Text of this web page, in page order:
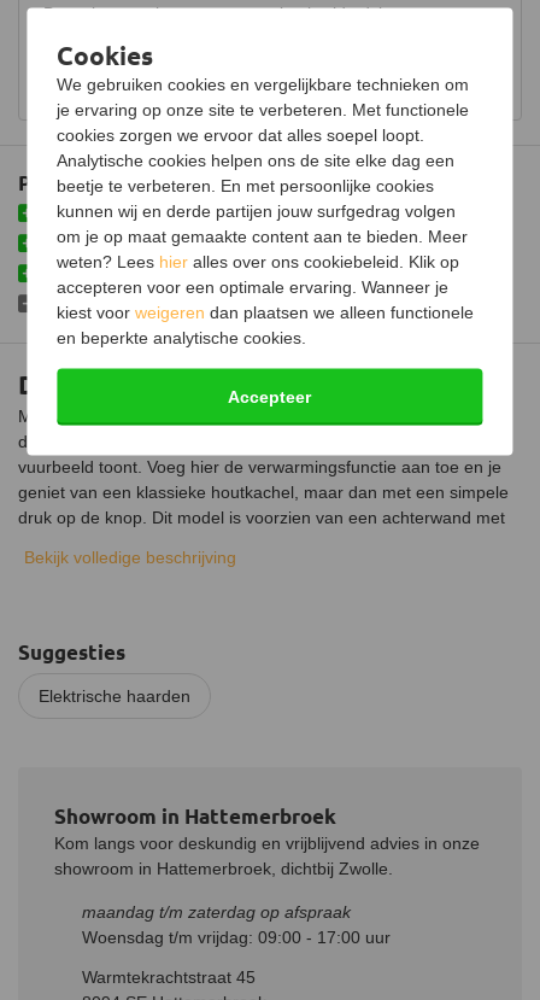
Dimplex Firebox 36
Maak het gezellig met de Dimplex Firebox 36 elektrische kachel,
die door middel van de Revillusion techniek een realistisch
vuurbeeld toont. Voeg hier de verwarmingsfunctie aan toe en je
geniet van een klassieke houtkachel, maar dan met een simpele
druk op de knop. Dit model is voorzien van een achterwand met
ruimte wordt.
worden ingebouwd, zolang er een stopcontact in de buurt is.
Plaats de kachel in de op maat gemaakte schouw, steek de
eenvoudig bedienen. Hiermee kan je eenvoudig de intensiteit van
de vlammen, de temperatuur en de achtergrond verlichting
aanpassen. Heb je geen zin om hiervoor steeds op te moeten
gebruiken.
Om de kachel perfect aan te laten sluiten op de sfeer heb je de
Bekijk volledige beschrijving
Plus- en minpunten
Eenvoudig te installeren
Voorzien van verwarmingsfunctie
Inclusief afstandsbediening
Niet voorzien van geluidsmodule
Bezoek onze showroom voor uitgebreid advies over
Bekijk showroom en maak een afspraak
Stroomvoorziening
Maximaal verbruik 2000 Watt
Thermostaat
Kleureffect instelbaar
Afmetingen (B x D x H) 94 x 31 x 68 cm
Afmetingen vuurzicht (B x D x
89 x 58 cm
Gewicht 27,2 cm
Zwart
Suggesties
Elektrische haarden
Showroom in Hattemerbroek
Kom langs voor deskundig en vrijblijvend advies in onze
showroom in Hattemerbroek, dichtbij Zwolle.
maandag t/m zaterdag op afspraak
Woensdag t/m vrijdag: 09:00 - 17:00 uur
Warmtekrachtstraat 45
Cookies
We gebruiken cookies en vergelijkbare technieken om
je ervaring op onze site te verbeteren. Met functionele
cookies zorgen we ervoor dat alles soepel loopt.
Analytische cookies helpen ons de site elke dag een
beetje te verbeteren. En met persoonlijke cookies
kunnen wij en derde partijen jouw surfgedrag volgen
om je op maat gemaakte content aan te bieden. Meer
weten? Lees hier alles over ons cookiebeleid. Klik op
accepteren voor een optimale ervaring. Wanneer je
kiest voorweigeren dan plaatsen we alleen functionele
en beperkte analytische cookies.
Accepteer